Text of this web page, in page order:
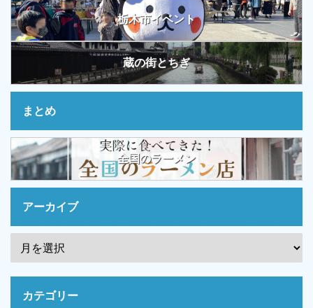
栃木市イベント
蔵の街とちぎ
まとめ
全国のラーメン
アーカイブ
カテゴリー